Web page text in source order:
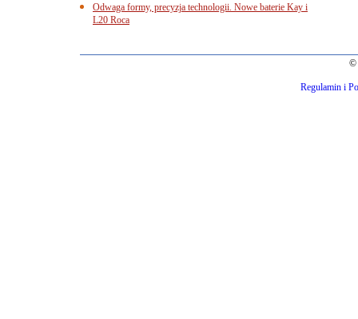
Odwaga formy, precyzja technologii. Nowe baterie Kay i
L20 Roca
©
Regulamin i